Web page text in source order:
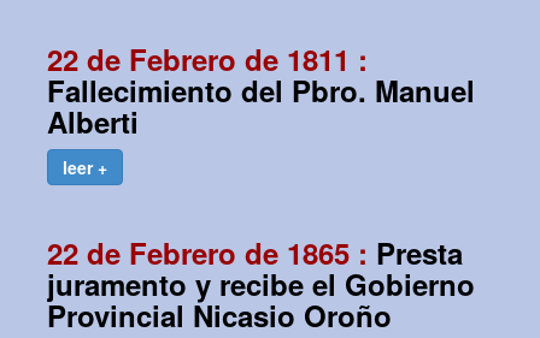
22 de Febrero de 1811 :
Fallecimiento del Pbro. Manuel
Alberti
leer +
22 de Febrero de 1865 : Presta
juramento y recibe el Gobierno
Provincial Nicasio Oroño